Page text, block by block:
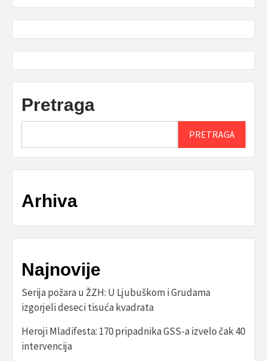
Pretraga
PRETRAGA
Arhiva
Najnovije
Serija požara u ŽZH: U Ljubuškom i Grudama
izgorjeli deseci tisuća kvadrata
Heroji Mladifesta: 170 pripadnika GSS-a izvelo čak 40
intervencija